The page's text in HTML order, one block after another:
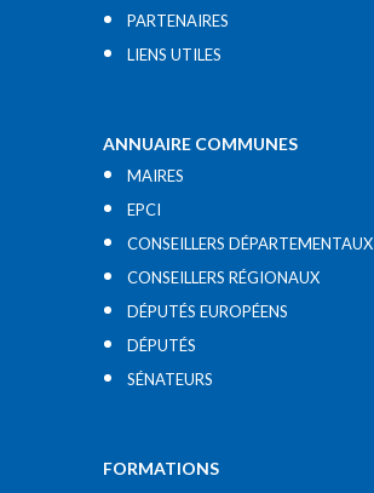
PARTENAIRES
LIENS UTILES​
ANNUAIRE COMMUNES
MAIRES
EPCI
CONSEILLERS DÉPARTEMENTAUX
CONSEILLERS RÉGIONAUX
DÉPUTÉS EUROPÉENS
DÉPUTÉS
SÉNATEURS
FORMATIONS